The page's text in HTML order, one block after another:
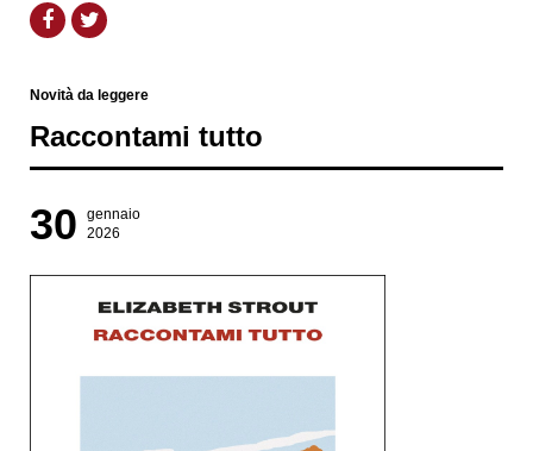
Novità da leggere
Raccontami tutto
30
gennaio
2026